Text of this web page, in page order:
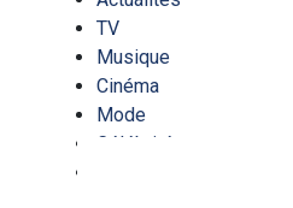
TV
Musique
Cinéma
Mode
Célébrités